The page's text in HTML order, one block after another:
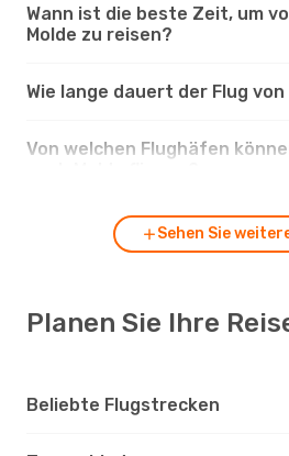
Wann ist die beste Zeit, um
Molde zu reisen?
Wie lange dauert der Flug von
Von welchen Flughäfen
Sehen Sie
Planen Sie Ihre
Beliebte Flugstrecken